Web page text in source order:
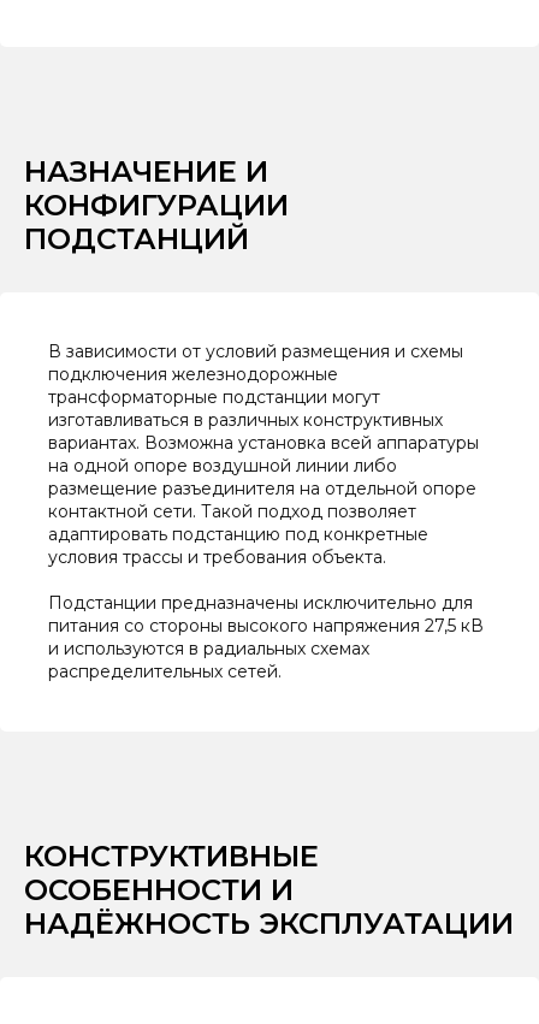
НАЗНАЧЕНИЕ И
КОНФИГУРАЦИИ
ПОДСТАНЦИЙ
В зависимости от условий размещения и схемы
подключения железнодорожные
трансформаторные подстанции могут
изготавливаться в различных конструктивных
вариантах. Возможна установка всей аппаратуры
на одной опоре воздушной линии либо
размещение разъединителя на отдельной опоре
контактной сети. Такой подход позволяет
адаптировать подстанцию под конкретные
условия трассы и требования объекта.
Подстанции предназначены исключительно для
питания со стороны высокого напряжения 27,5 кВ
и используются в радиальных схемах
распределительных сетей.
КОНСТРУКТИВНЫЕ
ОСОБЕННОСТИ И
НАДЁЖНОСТЬ ЭКСПЛУАТАЦИИ